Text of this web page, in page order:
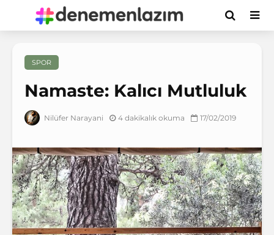
SPOR
Namaste: Kalıcı Mutluluk
Nilüfer Narayani 4 dakikalık okuma 17/02/2019